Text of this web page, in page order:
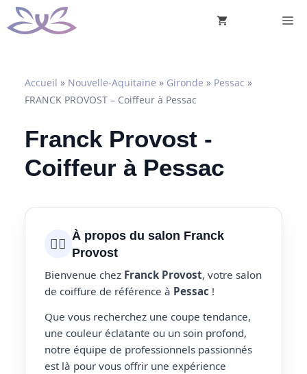
Aller
au
Accueil » Nouvelle-Aquitaine » Gironde » Pessac »
FRANCK PROVOST – Coiffeur à Pessac
Franck Provost -
Coiffeur à Pessac
💇‍♀️ À propos du salon Franck
Provost
Bienvenue chez Franck Provost, votre salon
de coiffure de référence à Pessac !
Que vous recherchez une coupe tendance,
une couleur éclatante ou un soin profond,
notre équipe de professionnels passionnés
est là pour vous offrir une expérience